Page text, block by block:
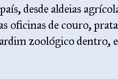
desde aldeias
oficinas de couro,
zoológico dentro,